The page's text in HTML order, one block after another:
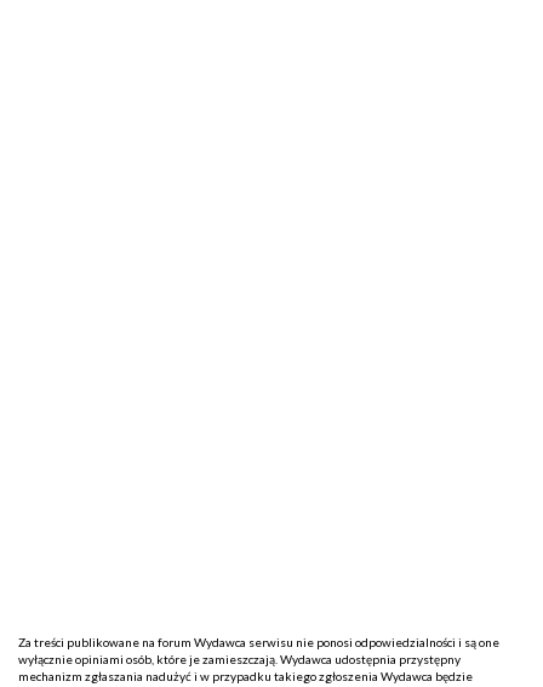
Za treści publikowane na forum Wydawca serwisu nie ponosi odpowiedzialności i są one
wyłącznie opiniami osób, które je zamieszczają. Wydawca udostępnia przystępny
mechanizm zgłaszania nadużyć i w przypadku takiego zgłoszenia Wydawca będzie